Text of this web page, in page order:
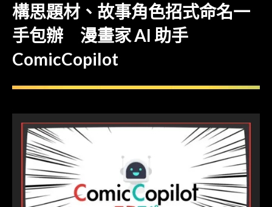
構思題材、故事角色招式命名一
手包辦 漫畫家 AI 助手
ComicCopilot